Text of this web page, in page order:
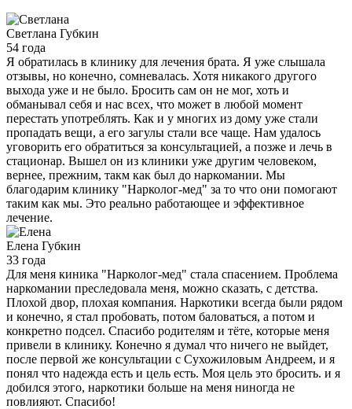
Светлана Губкин
54 года
Я обратилась в клинику для лечения брата. Я уже слышала
отзывы, но конечно, сомневалась. Хотя никакого другого
выхода уже и не было. Бросить сам он не мог, хоть и
обманывал себя и нас всех, что может в любой момент
перестать употреблять. Как и у многих из дому уже стали
пропадать вещи, а его загулы стали все чаще. Нам удалось
уговорить его обратиться за консультацией, а позже и лечь в
стационар. Вышел он из клиники уже другим человеком,
вернее, прежним, такм как был до наркомании. Мы
благодарим клинику "Нарколог-мед" за то что они помогают
таким как мы. Это реально работающее и эффективное
лечение.
Елена Губкин
33 года
Для меня киника "Нарколог-мед" стала спасением. Проблема
наркомании преследовала меня, можно сказать, с детства.
Плохой двор, плохая компания. Наркотики всегда были рядом
и конечно, я стал пробовать, потом баловаться, а потом и
конкретно подсел. Спасибо родителям и тёте, которые меня
привели в клинику. Конечно я думал что ничего не выйдет,
после первой же консультации с Сухожиловым Андреем, и я
понял что надежда есть и цель есть. Моя цель это бросить. и я
добился этого, наркотики больше на меня ниногда не
повлияют. Спасибо!